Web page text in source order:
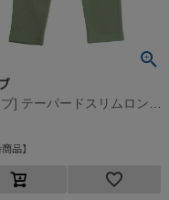
品